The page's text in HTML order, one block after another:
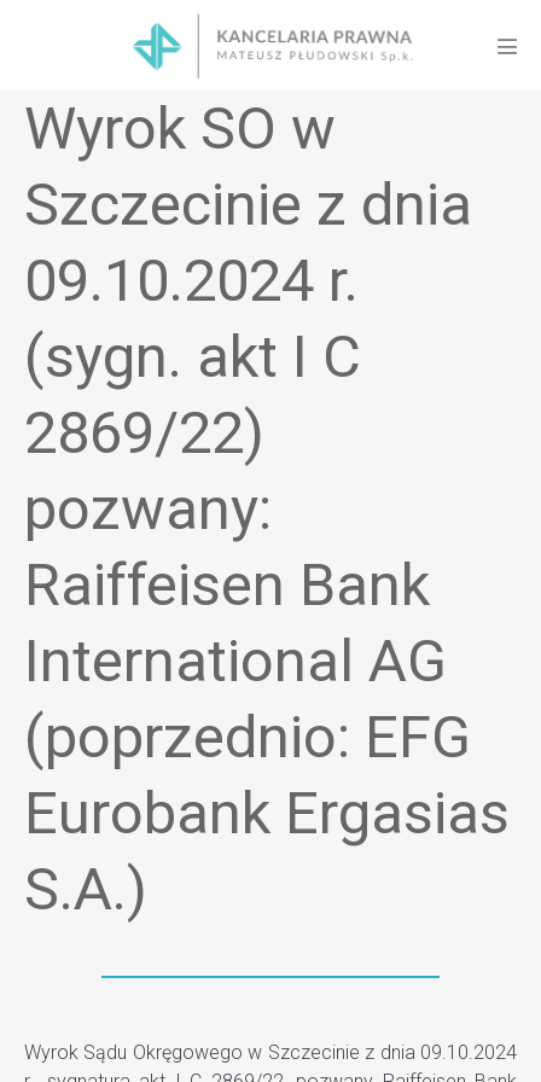
Wyrok SO w
Szczecinie z dnia
09.10.2024 r.
(sygn. akt I C
2869/22)
pozwany:
Raiffeisen Bank
International AG
(poprzednio: EFG
Eurobank Ergasias
S.A.)
Wyrok Sądu Okręgowego w Szczecinie z dnia 09.10.2024